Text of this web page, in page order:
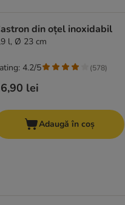
din oțel inoxidabil
l, Ø 23 cm
lei
4.2/5 (578)
Adaugă în coș